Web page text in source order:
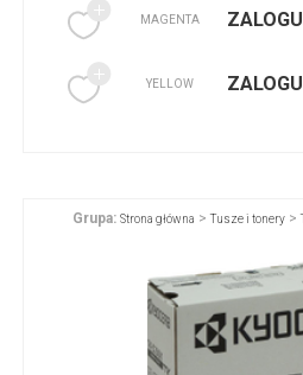
MAGENTA
YELLOW
Grupa: Strona główna >Tusze i tonery>